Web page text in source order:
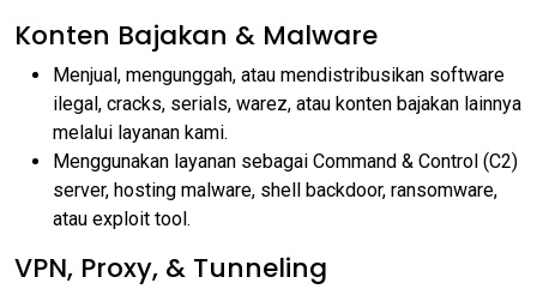
Konten Bajakan & Malware
Menjual, mengunggah, atau mendistribusikan software
ilegal, cracks, serials, warez, atau konten bajakan lainnya
melalui layanan kami.
Menggunakan layanan sebagai Command & Control (C2)
server, hosting malware, shell backdoor, ransomware,
atau exploit tool.
VPN, Proxy, & Tunneling